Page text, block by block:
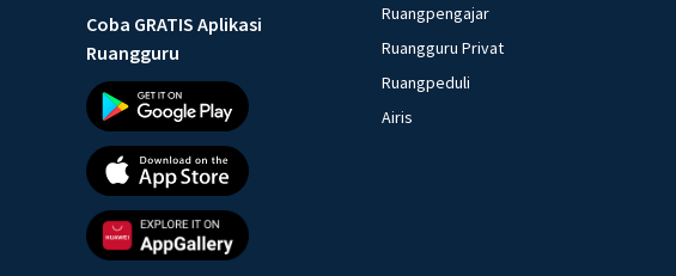
Coba GRATIS Aplikasi
Ruangguru
Ruangpengajar
Ruangguru Privat
Ruangpeduli
Airis